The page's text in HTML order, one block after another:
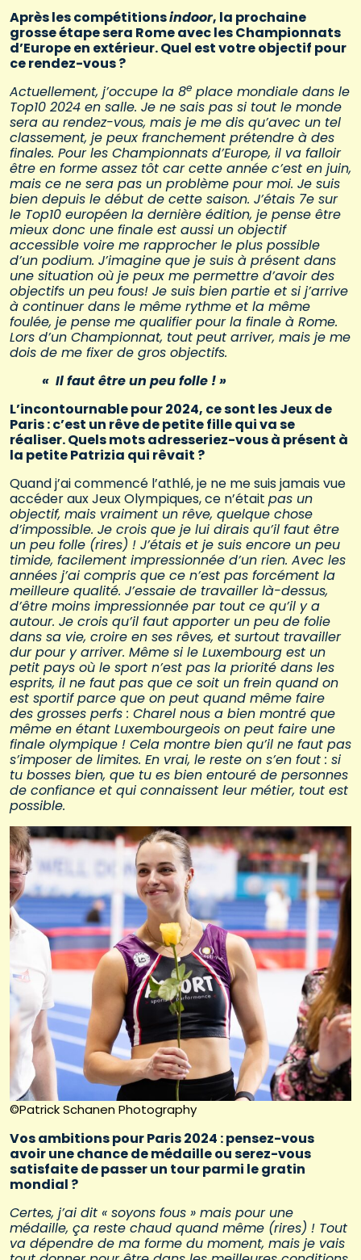
Après les compétitionsindoor, la prochaine
grosse étape sera Rome avec les Championnats
d’Europe en extérieur. Quel est votre objectif pour
ce rendez-vous ?
Actuellement, j’occupe la 8e place mondiale dans le
Top10 2024 en salle. Je ne sais pas si tout le monde
sera au rendez-vous, mais je me dis qu’avec un tel
classement, je peux franchement prétendre à des
finales. Pour les Championnats d’Europe, il va falloir
être en forme assez tôt car cette année c’est en juin,
mais ce ne sera pas un problème pour moi. Je suis
bien depuis le début de cette saison. J’étais 7e sur
le Top10 européen la dernière édition, je pense être
mieux donc une finale est aussi un objectif
accessible voire me rapprocher le plus possible
d’un podium. J’imagine que je suis à présent dans
une situation où je peux me permettre d’avoir des
objectifs un peu fous! Je suis bien partie et si j’arrive
à continuer dans le même rythme et la même
foulée, je pense me qualifier pour la finale à Rome.
Lors d’un Championnat, tout peut arriver, mais je me
dois de me fixer de gros objectifs.
« Il faut être un peu folle ! »
L’incontournable pour 2024, ce sont les Jeux de
Paris : c’est un rêve de petite fille qui va se
réaliser. Quels mots adresseriez-vous à présent à
la petite Patrizia qui rêvait ?
Quand j’ai commencé l’athlé, je ne me suis jamais vue
accéder aux Jeux Olympiques, ce n’était pas un
objectif, mais vraiment un rêve, quelque chose
d’impossible. Je crois que je lui dirais qu’il faut être
un peu folle (rires) ! J’étais et je suis encore un peu
timide, facilement impressionnée d’un rien. Avec les
années j’ai compris que ce n’est pas forcément la
meilleure qualité. J’essaie de travailler là-dessus,
d’être moins impressionnée par tout ce qu’il y a
autour. Je crois qu’il faut apporter un peu de folie
dans sa vie, croire en ses rêves, et surtout travailler
dur pour y arriver. Même si le Luxembourg est un
petit pays où le sport n’est pas la priorité dans les
esprits, il ne faut pas que ce soit un frein quand on
est sportif parce que on peut quand même faire
des grosses perfs : Charel nous a bien montré que
même en étant Luxembourgeois on peut faire une
finale olympique ! Cela montre bien qu’il ne faut pas
s’imposer de limites. En vrai, le reste on s’en fout : si
tu bosses bien, que tu es bien entouré de personnes
de confiance et qui connaissent leur métier, tout est
possible.
©Patrick Schanen Photography
Vos ambitions pour Paris 2024 : pensez-vous
avoir une chance de médaille ou serez-vous
satisfaite de passer un tour parmi le gratin
mondial ?
Certes, j’ai dit « soyons fous » mais pour une
médaille, ça reste chaud quand même (rires) ! Tout
va dépendre de ma forme du moment, mais je vais